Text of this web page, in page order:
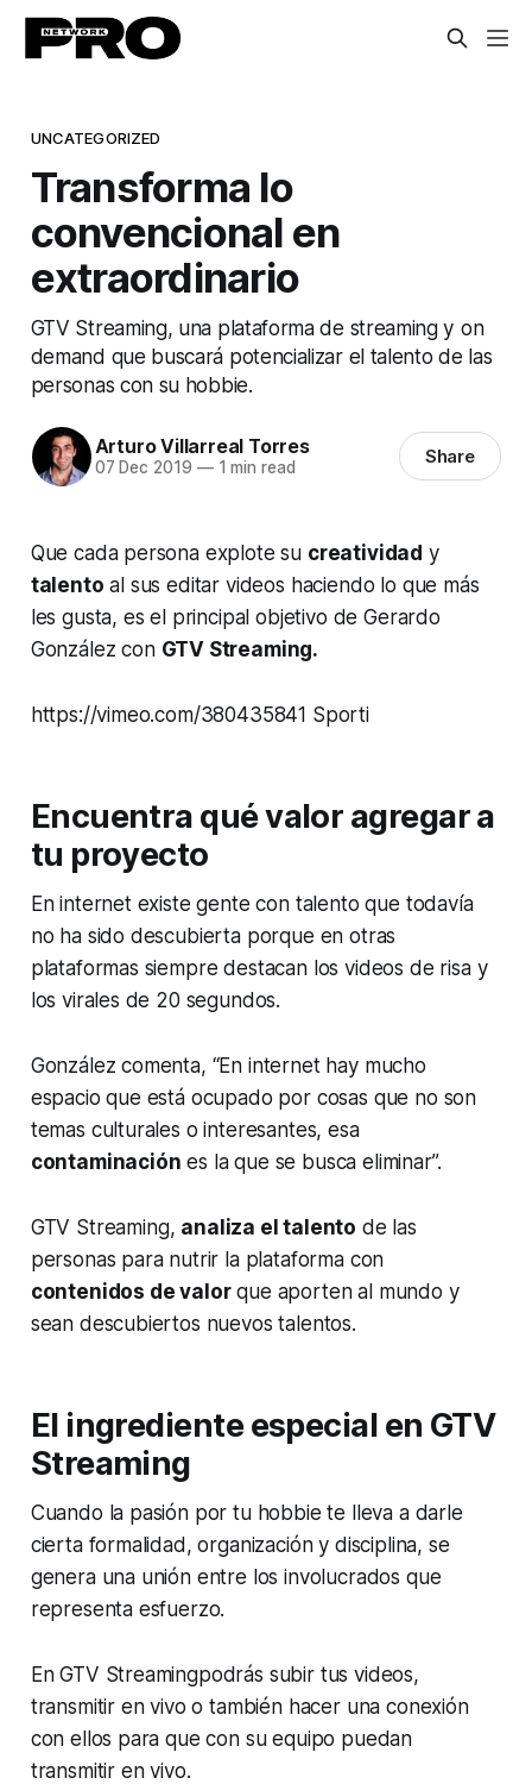
UNCATEGORIZED
Transforma lo
convencional en
extraordinario
GTV Streaming, una plataforma de streaming y on
demand que buscará potencializar el talento de las
personas con su hobbie.
Arturo Villarreal Torres
07 Dec 2019 —1 min read Share
Que cada persona explote su creatividad y
talento al sus editar videos haciendo lo que más
les gusta, es el principal objetivo de Gerardo
González con GTV Streaming.
https://vimeo.com/380435841 Sporti
Encuentra qué valor agregar a
tu proyecto
En internet existe gente con talento que todavía
no ha sido descubierta porque en otras
plataformas siempre destacan los videos de risa y
los virales de 20 segundos.
González comenta, “En internet hay mucho
espacio que está ocupado por cosas que no son
temas culturales o interesantes, esa
contaminación es la que se busca eliminar”.
GTV Streaming, analiza el talento de las
personas para nutrir la plataforma con
contenidos de valorque aporten al mundo y
sean descubiertos nuevos talentos.
El ingrediente especial en GTV
Streaming
Cuando la pasión por tu hobbie te lleva a darle
cierta formalidad, organización y disciplina, se
genera una unión entre los involucrados que
representa esfuerzo.
En GTV Streamingpodrás subir tus videos,
transmitir en vivo o también hacer una conexión
con ellos para que con su equipo puedan
transmitir en vivo.